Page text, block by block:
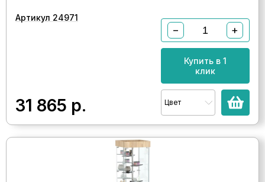
Артикул 24971
31 865 р.
− +
Купить в 1
клик
Цвет